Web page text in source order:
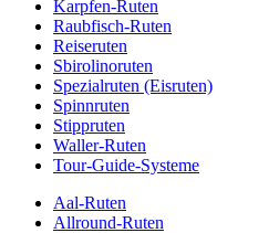
Karpfen-Ruten
Raubfisch-Ruten
Reiseruten
Sbirolinoruten
Spezialruten (Eisruten)
Spinnruten
Stippruten
Waller-Ruten
Tour-Guide-Systeme
Aal-Ruten
Allround-Ruten